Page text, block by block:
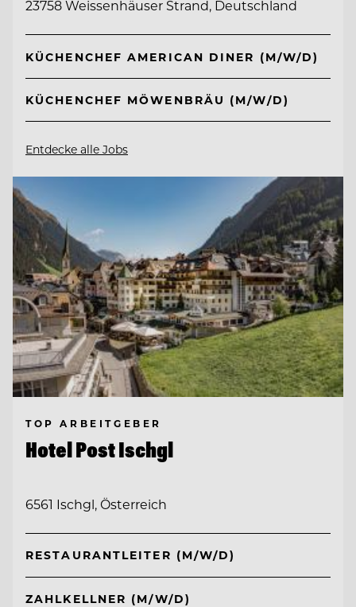
23758 Weissenhäuser Strand, Deutschland
KÜCHENCHEF AMERICAN DINER (M/W/D)
KÜCHENCHEF MÖWENBRÄU (M/W/D)
Entdecke alle Jobs
TOP ARBEITGEBER
Hotel Post Ischgl
6561 Ischgl, Österreich
RESTAURANTLEITER (M/W/D)
ZAHLKELLNER (M/W/D)